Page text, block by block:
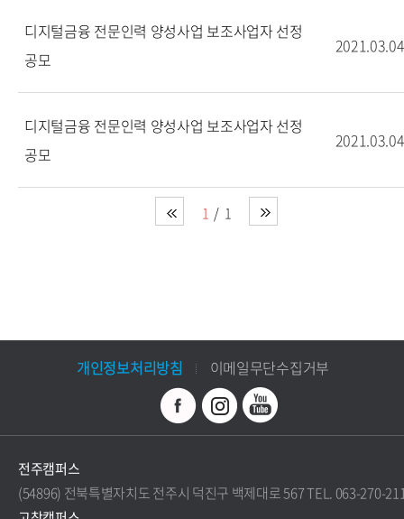
디지털금융 전문인력 양성사업 보조사업자 선정
공모
2021.03.04
디지털금융 전문인력 양성사업 보조사업자 선정
공모
2021.03.04
1 1
개인정보처리방침 이메일무단수집거부
전주캠퍼스
(54896) 전북특별자치도 전주시 덕진구 백제대로 567 TEL. 063-270-